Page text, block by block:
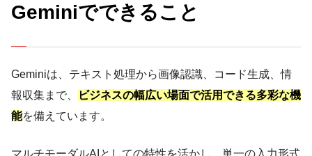
Geminiでできること
Geminiは、テキスト処理から画像認識、コード生成、情
報収集まで、
ビジネスの幅広い場面で活用できる多彩な機
能を備えています。
マルチモーダルAIとしての特性を活かし、単一の入力形式